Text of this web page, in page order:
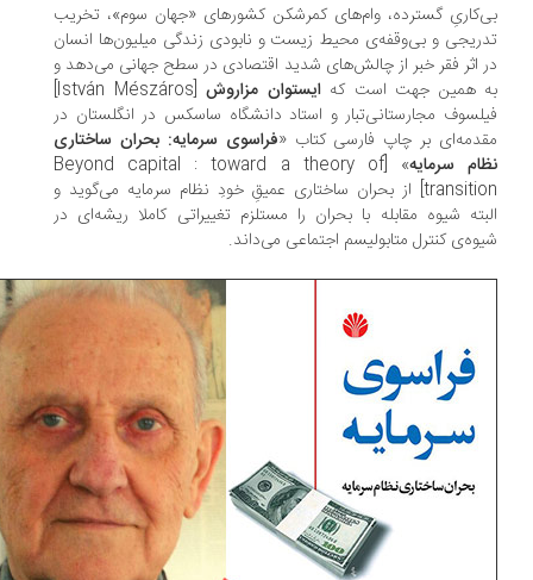
گسترده، وام‌هاى کمرشکن کشورهاى «جهان سوم»، تخریب
و بى‌وقفه‌ى محیط زیست و نابودى زندگی میلیون‌ها انسان‌
اثر فقر خبر از چالش‌های شدید اقتصادی در سطح جهانی می‌دهد و
همین جهت است کهایستوان مزاروش
[István Mészáros]
مجارستانى‌تبار و استاد دانشگاه ساسکس در انگلستان در
بر چاپ فارسى کتاب «فراسوی سرمایه: بحران ساختاری
سرمایه
» [Beyond capital : toward a theory of
transition] از بحران ساختارى عمیقِ خودِ نظام سرمایه می‌گوید و
شیوه مقابله با بحران را مستلزم تغییراتى کاملا ریشه‌اى در
کنترل متابولیسم اجتماعى می‌داند.